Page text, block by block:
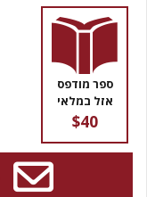
ספר מודפס
אזל במלאי
$40